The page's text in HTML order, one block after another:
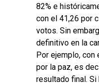
82% e
con el 41,26 por
votos. Sin
definitivo en la
Por ejemplo,
por la paz, es
resultado final.